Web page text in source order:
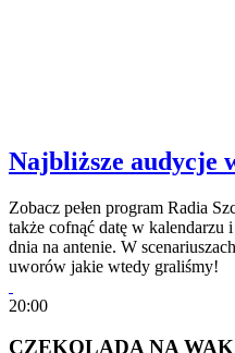
Najbliższe audycje
Zobacz pełen program Radia
także cofnąć datę w kalendarzu
dnia na antenie. W
uworów jakie wtedy graliśmy!
20:00
CZEKOLADA NA